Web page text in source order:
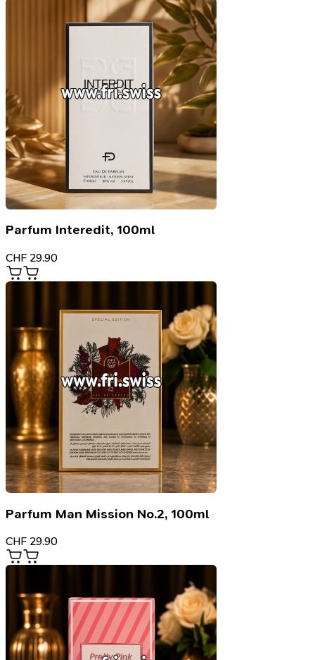
Parfum Interedit, 100ml
CHF 29.90
Parfum Man Mission No.2, 100ml
CHF 29.90